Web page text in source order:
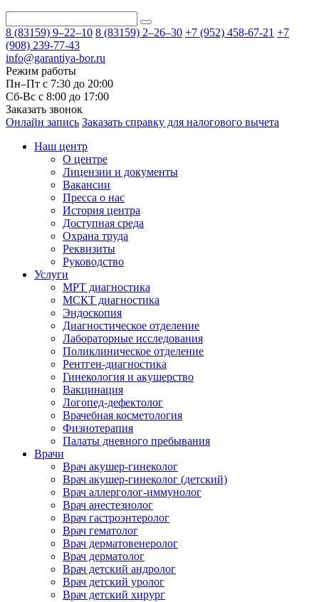
8 (83159) 9–22–10 8 (83159) 2–26–30 +7 (952) 458-67-21 +7
(908) 239-77-43
info@garantiya-bor.ru
Режим работы
Пн–Пт с 7:30 до 20:00
Cб-Вс с 8:00 до 17:00
Заказать звонок
Онлайн запись Заказать справку для налогового вычета
Наш центр
О центре
Лицензии и документы
Вакансии
Пресса о нас
История центра
Доступная среда
Охрана труда
Реквизиты
Руководство
Услуги
МРТ диагностика
МСКТ диагностика
Эндоскопия
Диагностическое отделение
Лабораторные исследования
Поликлиническое отделение
Рентген-диагностика
Гинекология и акушерство
Вакцинация
Логопед-дефектолог
Врачебная косметология
Физиотерапия
Палаты дневного пребывания
Врачи
Врач акушер-гинеколог
Врач акушер-гинеколог (детский)
Врач аллерголог-иммунолог
Врач анестезиолог
Врач гастроэнтеролог
Врач гематолог
Врач дерматовенеролог
Врач дерматолог
Врач детский андролог
Врач детский уролог
Врач детский хирург